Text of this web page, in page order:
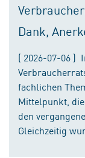
Dank,
( 2026-07-06 )
fachlichen
Mittelpunkt,
den
Gleichzeitig